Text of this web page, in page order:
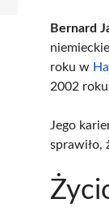
Bernard
roku w
2002
Jego
sprawiło,